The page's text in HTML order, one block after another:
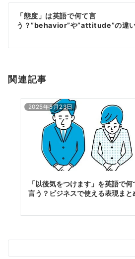
ン
「態度」は英語で何て言
う？”behavior”や”attitude”の違
関連記事
2025年8月23日
「以後気をつけます」を英語で何
言う？ビジネスで使える表現まと